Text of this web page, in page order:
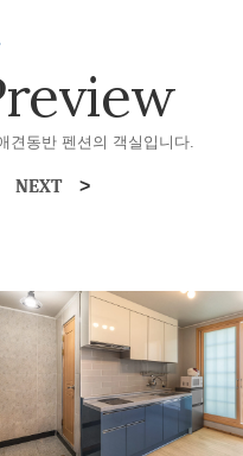
견동반 펜션의 객실입니다.
NEXT >